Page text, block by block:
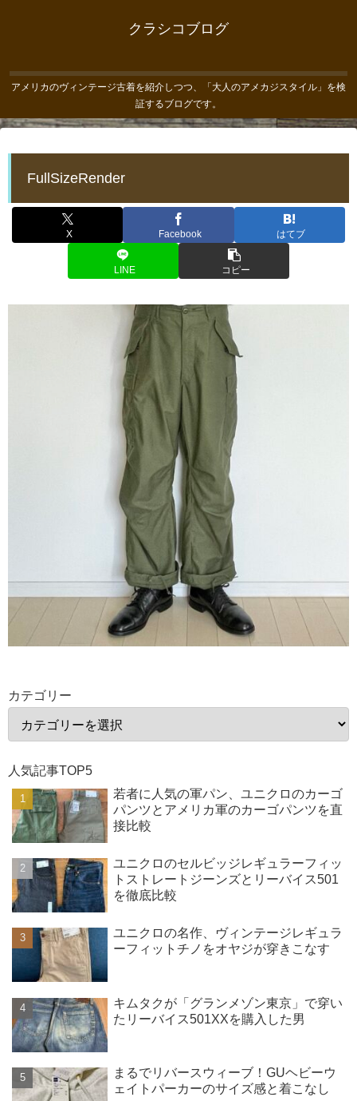
クラシコブログ
アメリカのヴィンテージ古着を紹介しつつ、「大人のアメカジスタイル」を検
証するブログです。
FullSizeRender
X Facebook はてブ
LINE コピー
カテゴリー
人気記事TOP5
若者に人気の軍パン、ユニクロのカーゴ
パンツとアメリカ軍のカーゴパンツを直
接比較
ユニクロのセルビッジレギュラーフィッ
トストレートジーンズとリーバイス501
を徹底比較
ユニクロの名作、ヴィンテージレギュラ
ーフィットチノをオヤジが穿きこなす
キムタクが「グランメゾン東京」で穿い
たリーバイス501XXを購入した男
まるでリバースウィーブ！GUヘビーウ
ェイトパーカーのサイズ感と着こなし